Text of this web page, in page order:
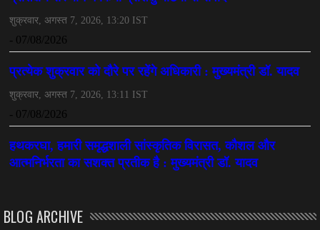
CHHATTISGARH
July 07, 2026
BLOG ARCHIVE